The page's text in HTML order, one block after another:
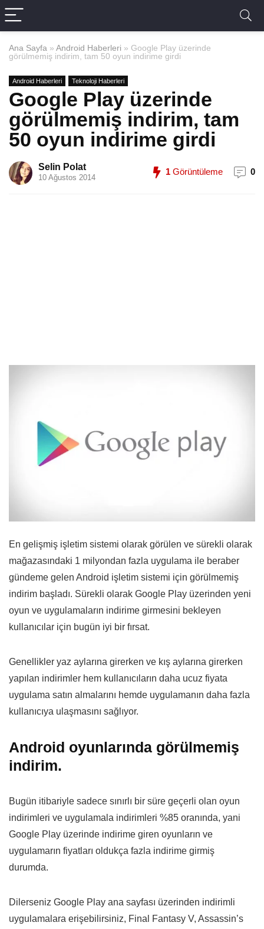
Ana Sayfa » Android Haberleri » Google Play üzerinde
görülmemiş indirim, tam 50 oyun indirime girdi
Android Haberleri Teknoloji Haberleri
Google Play üzerinde
görülmemiş indirim, tam
50 oyun indirime girdi
Selin Polat
10 Ağustos 2014
1 Görüntüleme 0
En gelişmiş işletim sistemi olarak görülen ve sürekli olarak
mağazasındaki 1 milyondan fazla uygulama ile beraber
gündeme gelen Android işletim sistemi için görülmemiş
indirim başladı. Sürekli olarak Google Play üzerinden yeni
oyun ve uygulamaların indirime girmesini bekleyen
kullanıcılar için bugün iyi bir fırsat.
Genellikler yaz aylarına girerken ve kış aylarına girerken
yapılan indirimler hem kullanıcıların daha ucuz fiyata
uygulama satın almalarını hemde uygulamanın daha fazla
kullanıcıya ulaşmasını sağlıyor.
Android oyunlarında görülmemiş
indirim.
Bugün itibariyle sadece sınırlı bir süre geçerli olan oyun
indirimleri ve uygulamala indirimleri %85 oranında, yani
Google Play üzerinde indirime giren oyunların ve
uygulamarın fiyatları oldukça fazla indirime girmiş
durumda.
Dilerseniz Google Play ana sayfası üzerinden indirimli
uygulamalara erişebilirsiniz, Final Fantasy V, Assassin’s